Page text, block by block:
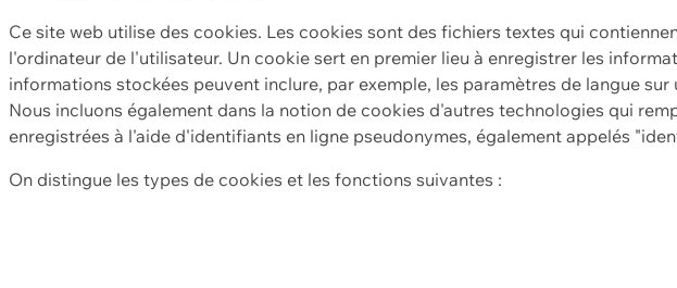
Ce site web utilise des cookies. Les cookies sont des fichiers textes qui
l'ordinateur de l'utilisateur. Un cookie sert en premier lieu à enregistrer les
informations stockées peuvent inclure, par exemple, les paramètres de langue
Nous incluons également dans la notion de cookies d'autres technologies qui
enregistrées à l'aide d'identifiants en ligne pseudonymes, également appelés
On distingue les types de cookies et les fonctions suivantes :